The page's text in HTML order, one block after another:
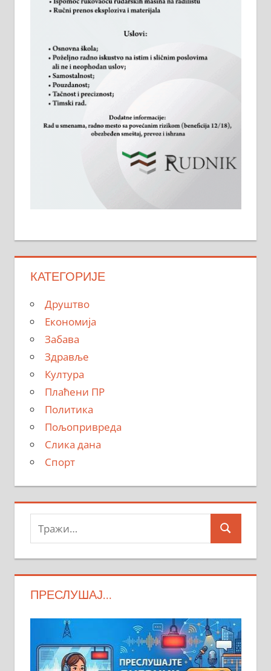
КАТЕГОРИЈЕ
Друштво
Економија
Забава
Здравље
Култура
Плаћени ПР
Политика
Пољопривреда
Слика дана
Спорт
Тражи:
Search
ПРЕСЛУШАЈ…